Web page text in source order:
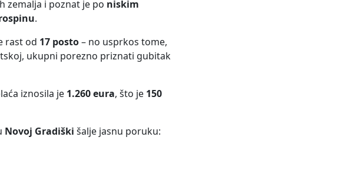
zemalja i poznat je po niskim
.
rast od 17 posto– no usprkos tome,
ukupni porezno priznati gubitak
iznosila je 1.260 eura, što je 150
Novoj Gradiški šalje jasnu poruku: